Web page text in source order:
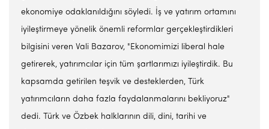
ekonomiye odaklanıldığını söyledi. İş ve yatırım ortamını
iyileştirmeye yönelik önemli reformlar gerçekleştirdikleri
bilgisini veren Vali Bazarov, "Ekonomimizi liberal hale
getirerek, yatırımcılar için tüm şartlarımızı iyileştirdik. Bu
kapsamda getirilen teşvik ve desteklerden, Türk
yatırımcıların daha fazla faydalanmalarını bekliyoruz"
dedi. Türk ve Özbek halklarının dili, dini, tarihi ve